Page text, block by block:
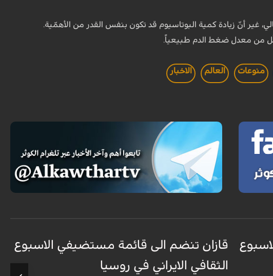
أنّ زيادة كمية البوتاسيوم قد تكون بنفس القدر من الأهمّية.
من معدل ضغط الدم طبيعياً.
منوعات العالم الاخبار
قازان تنضم الى قائمة مستضيفي الاسبوع
الثقافي الايراني في روسيا